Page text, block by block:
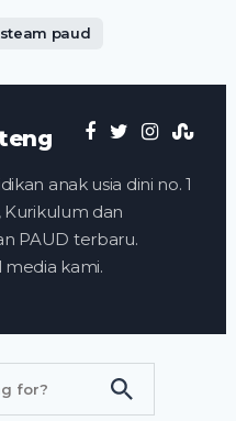
steam paud
anak usia dini no. 1
Kurikulum dan
PAUD terbaru.
media kami.